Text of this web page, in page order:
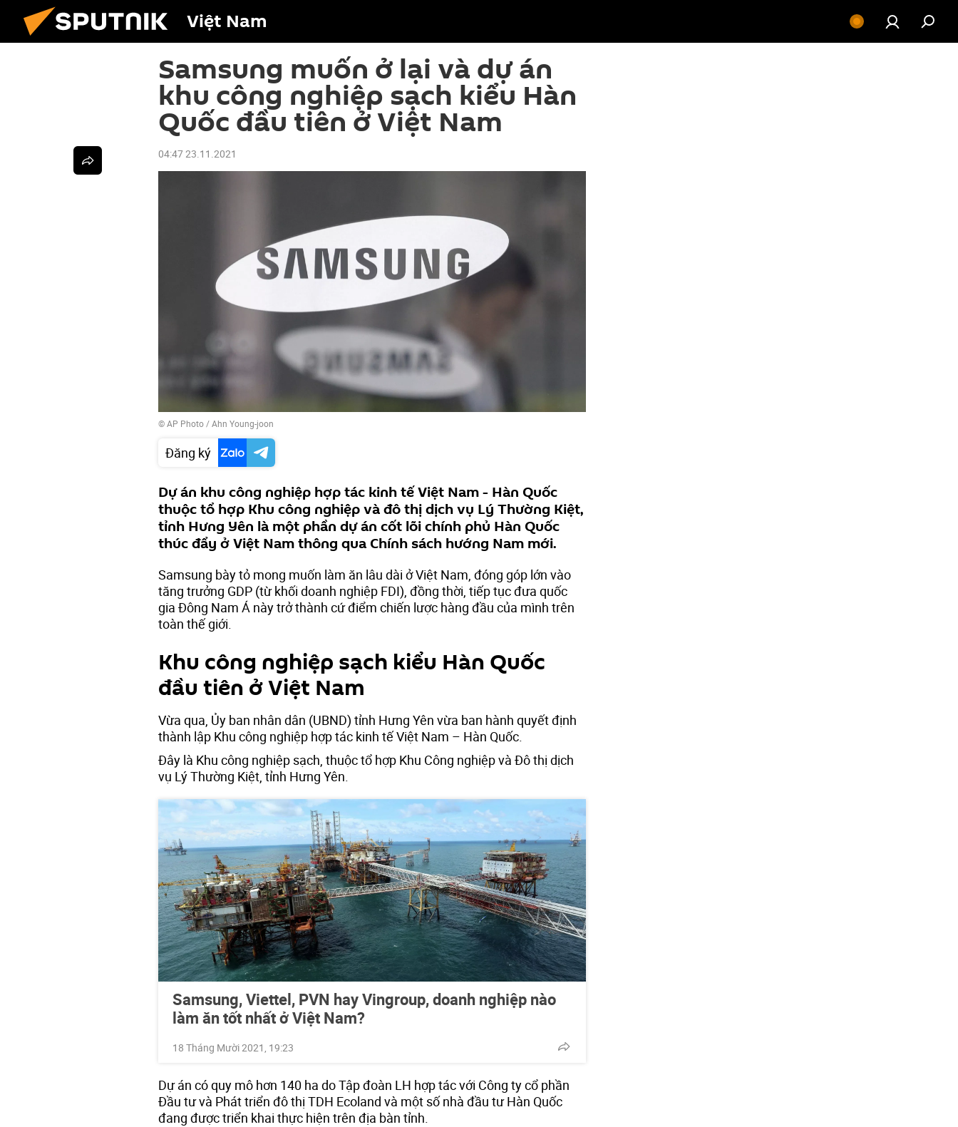
Việt Nam
Samsung muốn ở lại và dự án
khu công nghiệp sạch kiểu Hàn
Quốc đầu tiên ở Việt Nam
04:47 23.11.2021
© AP Photo / Ahn Young-joon
Đăng ký
Dự án khu công nghiệp hợp tác kinh tế Việt Nam - Hàn Quốc
thuộc tổ hợp Khu công nghiệp và đô thị dịch vụ Lý Thường Kiệt,
tỉnh Hưng Yên là một phần dự án cốt lõi chính phủ Hàn Quốc
thúc đẩy ở Việt Nam thông qua Chính sách hướng Nam mới.
Samsung bày tỏ mong muốn làm ăn lâu dài ở Việt Nam, đóng góp lớn vào
tăng trưởng GDP (từ khối doanh nghiệp FDI), đồng thời, tiếp tục đưa quốc
gia Đông Nam Á này trở thành cứ điểm chiến lược hàng đầu của mình trên
toàn thế giới.
Khu công nghiệp sạch kiểu Hàn Quốc
đầu tiên ở Việt Nam
Vừa qua, Ủy ban nhân dân (UBND) tỉnh Hưng Yên vừa ban hành quyết định
thành lập Khu công nghiệp hợp tác kinh tế Việt Nam – Hàn Quốc.
Đây là Khu công nghiệp sạch, thuộc tổ hợp Khu Công nghiệp và Đô thị dịch
vụ Lý Thường Kiệt, tỉnh Hưng Yên.
Samsung, Viettel, PVN hay Vingroup, doanh nghiệp nào
làm ăn tốt nhất ở Việt Nam?
18 Tháng Mười 2021, 19:23
Dự án có quy mô hơn 140 ha do Tập đoàn LH hợp tác với Công ty cổ phần
Đầu tư và Phát triển đô thị TDH Ecoland và một số nhà đầu tư Hàn Quốc
đang được triển khai thực hiện trên địa bàn tỉnh.